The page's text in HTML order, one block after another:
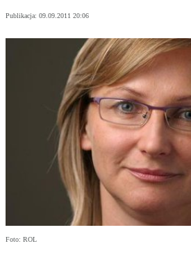
Publikacja: 09.09.2011 20:06
Foto: ROL